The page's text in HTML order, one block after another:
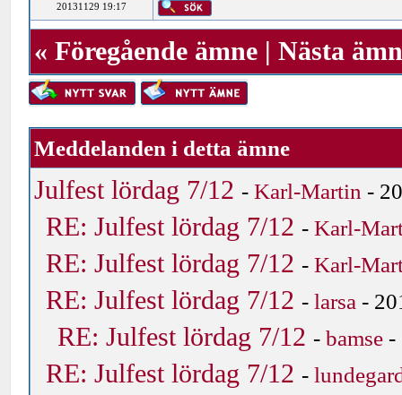
20131129 19:17
«Föregående ämne |Nästa
Meddelanden i detta ämne
Julfest lördag 7/12 -Karl-Martin -
RE: Julfest lördag 7/12 -Karl-
RE: Julfest lördag 7/12 -Karl-
RE: Julfest lördag 7/12 -larsa -
RE: Julfest lördag 7/12 -bamse -
RE: Julfest lördag 7/12 -